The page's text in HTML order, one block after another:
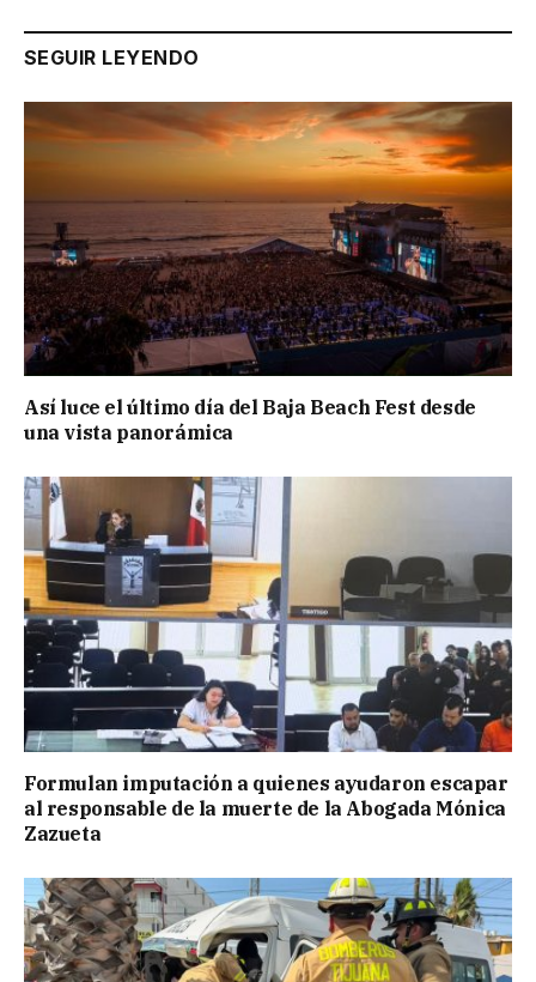
SEGUIR LEYENDO
Así luce el último día del Baja Beach Fest desde
una vista panorámica
Formulan imputación a quienes ayudaron escapar
al responsable de la muerte de la Abogada Mónica
Zazueta